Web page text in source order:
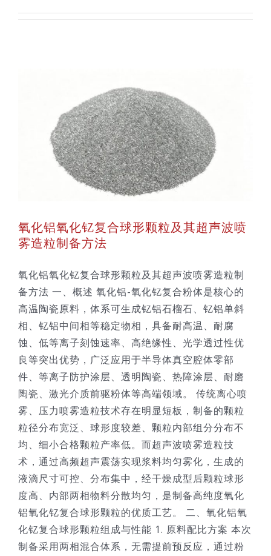
氧化铝氧化钇复合球形颗粒及其超声波喷
雾造粒制备方法
氧化铝氧化钇复合球形颗粒及其超声波喷雾造粒制
备方法 一、概述 氧化铝-氧化钇复合粉体是核心的
高温陶瓷原料，体系可生成钇铝石榴石、钇铝单斜
相、钇铝中间相等稳定物相，具备耐高温、耐腐
蚀、低等离子刻蚀速率、高绝缘性、光学透过性优
良等突出优势，广泛应用于半导体真空腔体零部
件、等离子防护涂层、透明陶瓷、热障涂层、耐磨
陶瓷、激光介质前驱粉体等高端领域。 传统离心喷
雾、压力喷雾造粒技术存在明显短板，制备的颗粒
粒径分布宽泛、球形度较差、颗粒内部组分分布不
均、细小合格颗粒产率低。而超声波喷雾造粒技
术，通过高频超声震荡实现浆料均匀雾化，生成的
液滴尺寸可控、分布集中，经干燥成型后颗粒球形
度高、内部两相物料分散均匀，是制备高纯度氧化
铝氧化钇复合球形颗粒的优质工艺。 二、氧化铝氧
化钇复合球形颗粒组成与性能 1. 原料配比方案 本次
制备采用两相混合体系，无需提前预反应，通过粉